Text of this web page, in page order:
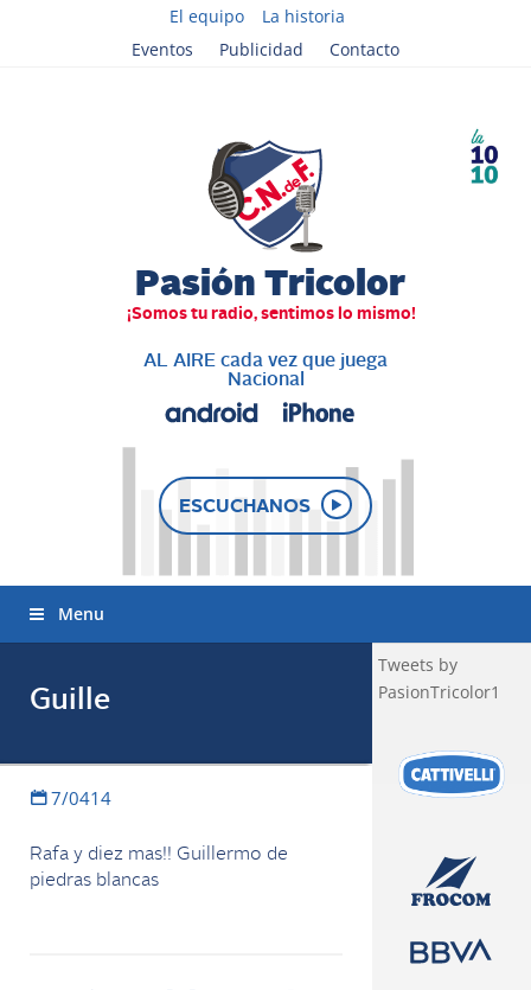
El equipo
La historia
Eventos
Publicidad Contacto
AL AIRE cada vez que juega
Nacional
ESCUCHANOS
Menu
Guille
7/0414
Rafa y diez mas!! Guillermo de
piedras blancas
Tweets by
PasionTricolor1